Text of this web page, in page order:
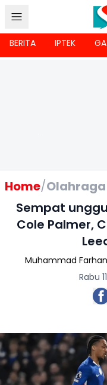
BERITA IPTEK
Home/Olahraga
Sempat
Cole Palmer,
Muhammad Farhan
Rabu